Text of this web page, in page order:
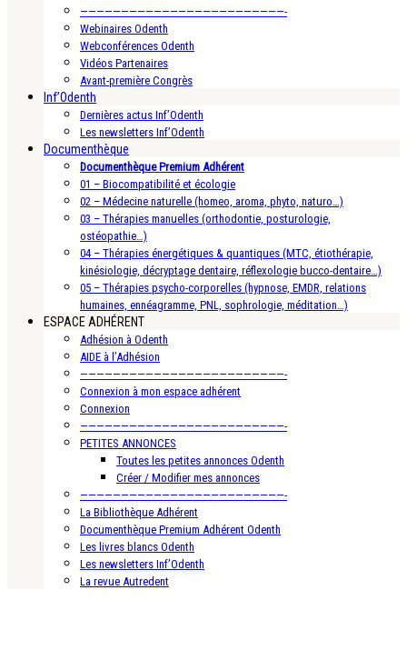
—————————————————————————-
Webinaires Odenth
Webconférences Odenth
Vidéos Partenaires
Avant-première Congrès
Inf’Odenth
Dernières actus Inf’Odenth
Les newsletters Inf’Odenth
Documenthèque
Documenthèque Premium Adhérent
01 – Biocompatibilité et écologie
02 – Médecine naturelle (homeo, aroma, phyto, naturo…)
03 – Thérapies manuelles (orthodontie, posturologie,
ostéopathie…)
04 – Thérapies énergétiques & quantiques (MTC, étiothérapie,
kinésiologie, décryptage dentaire, réflexologie bucco-dentaire…)
05 – Thérapies psycho-corporelles (hypnose, EMDR, relations
humaines, ennéagramme, PNL, sophrologie, méditation…)
ESPACE ADHÉRENT
Adhésion à Odenth
AIDE à l’Adhésion
—————————————————————————-
Connexion à mon espace adhérent
Connexion
—————————————————————————-
PETITES ANNONCES
Toutes les petites annonces Odenth
Créer / Modifier mes annonces
—————————————————————————-
La Bibliothèque Adhérent
Documenthèque Premium Adhérent Odenth
Les livres blancs Odenth
Les newsletters Inf’Odenth
La revue Autredent